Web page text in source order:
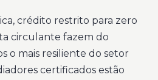
crédito restrito para zero
circulante fazem do
o mais resiliente do setor
certificados estão